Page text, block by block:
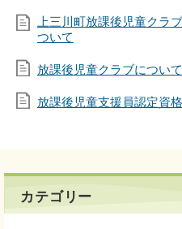
上三川町放課後児童クラ
ついて
放課後児童クラブについて
放課後児童支援員認定資
カテゴリー